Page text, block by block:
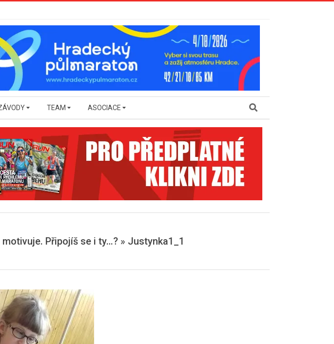
TEAM ASOCIACE Search
Připojíš se i ty…? » Justynka1_1